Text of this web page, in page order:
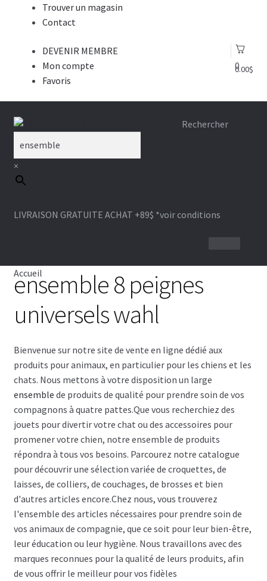
Trouver un magasin
Contact
0
0.00$
DEVENIR MEMBRE
Mon compte
Favoris
Aller
navigation
Aller
Rechercher
×
LIVRAISON GRATUITE ACHAT +89$ *voir conditions
BROSSE
CISEAU
SÉCHOIR
TABLE
SHAMPOING
TABLIER
ACCESSOIRE
VENTES
Accueil
ensemble 8 peignes
universels wahl
Bienvenue sur notre site de vente en ligne dédié aux
produits pour animaux, en particulier pour les chiens et les
chats. Nous mettons à votre disposition un large
ensemble de produits de qualité pour prendre soin de vos
compagnons à quatre pattes.Que vous recherchiez des
jouets pour divertir votre chat ou des accessoires pour
promener votre chien, notre ensemble de produits
répondra à tous vos besoins. Parcourez notre catalogue
pour découvrir une sélection variée de croquettes, de
laisses, de colliers, de couchages, de brosses et bien
d'autres articles encore.Chez nous, vous trouverez
l'ensemble des articles nécessaires pour prendre soin de
vos animaux de compagnie, que ce soit pour leur bien-être,
leur éducation ou leur hygiène. Nous travaillons avec des
marques reconnues pour la qualité de leurs produits, afin
de vous offrir le meilleur pour vos fidèles